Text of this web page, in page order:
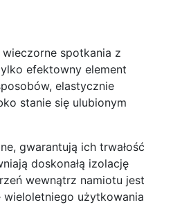
spotkania z
efektowny element
elastycznie
stanie się ulubionym
gwarantują ich trwałość
doskonałą izolację
wewnątrz namiotu jest
użytkowania